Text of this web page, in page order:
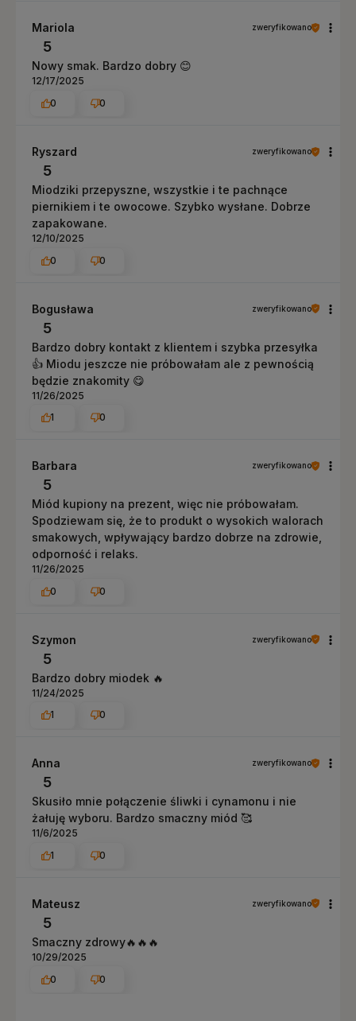
Mariola zweryfikowano
5
Nowy smak. Bardzo dobry 😊
12/17/2025
0
0
Ryszard zweryfikowano
5
Miodziki przepyszne, wszystkie i te pachnące
piernikiem i te owocowe. Szybko wysłane. Dobrze
zapakowane.
12/10/2025
0
0
Bogusława zweryfikowano
5
Bardzo dobry kontakt z klientem i szybka przesyłka
👍️ Miodu jeszcze nie próbowałam ale z pewnością
będzie znakomity 😋
11/26/2025
1
0
Barbara zweryfikowano
5
Miód kupiony na prezent, więc nie próbowałam.
Spodziewam się, że to produkt o wysokich walorach
smakowych, wpływający bardzo dobrze na zdrowie,
odporność i relaks.
11/26/2025
0
0
Szymon zweryfikowano
5
Bardzo dobry miodek 🔥
11/24/2025
1
0
Anna zweryfikowano
5
Skusiło mnie połączenie śliwki i cynamonu i nie
żałuję wyboru. Bardzo smaczny miód 🥰
11/6/2025
1
0
Mateusz zweryfikowano
5
Smaczny zdrowy🔥🔥🔥
10/29/2025
0
0